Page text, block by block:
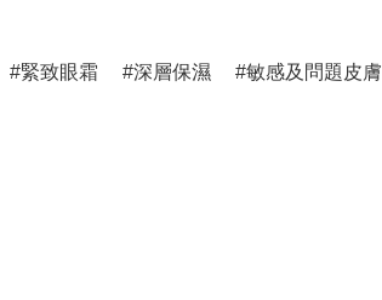
緊致眼霜 深層保濕 敏感及問題皮膚